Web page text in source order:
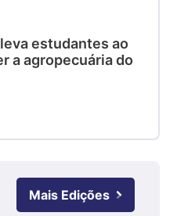
estudantes ao
a agropecuária do
Mais Edições